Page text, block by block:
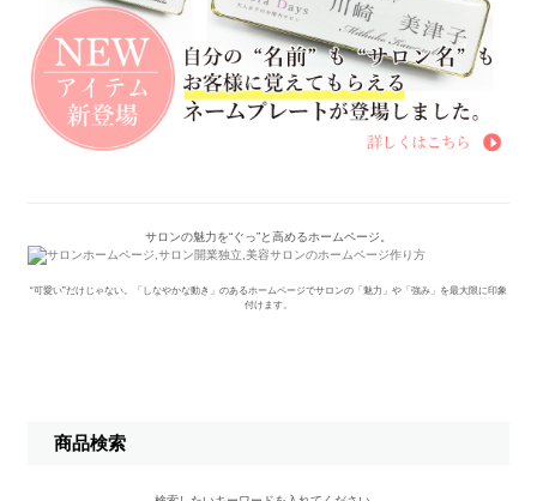
サロンの魅力を“ぐっ”と高めるホームページ。
“可愛い”だけじゃない。「しなやかな動き」のあるホームページでサロンの「魅力」や「強み」を最大限に印象
付けます。
商品検索